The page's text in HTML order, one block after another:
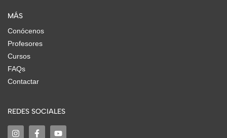
MÁS
Conócenos
Profesores
Cursos
FAQs
Contactar
REDES SOCIALES